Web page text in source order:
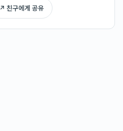
↗ 친구에게 공유